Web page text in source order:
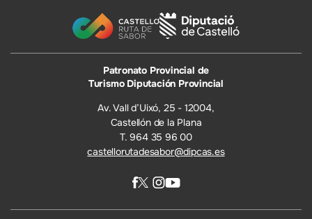
Patronato Provincial de
Turismo Diputación Provincial
Av. Vall d’Uixó, 25 - 12004,
Castellón de la Plana
T. 964 35 96 00
castellorutadesabor@dipcas.es